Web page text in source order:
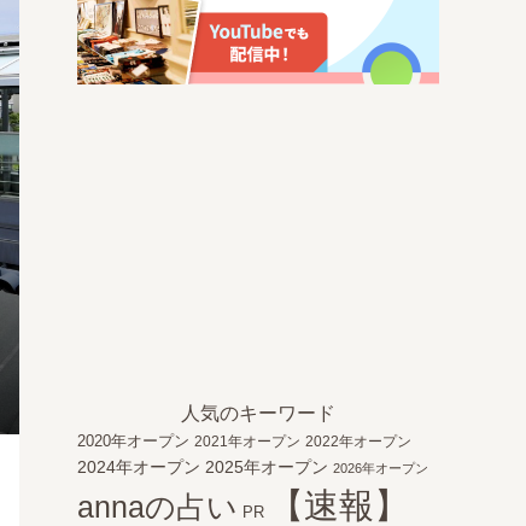
人気のキーワード
2020年オープン 2021年オープン 2022年オープン
2024年オープン 2025年オープン 2026年オープン
annaの占い PR
【速報】